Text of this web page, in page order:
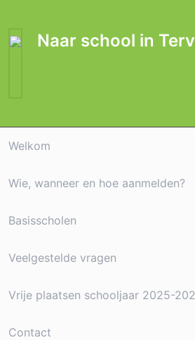
Naar school in
Welkom
Wie, wanneer en hoe aanmelden?
Basisscholen
Veelgestelde vragen
Vrije plaatsen schooljaar 2025-
Contact